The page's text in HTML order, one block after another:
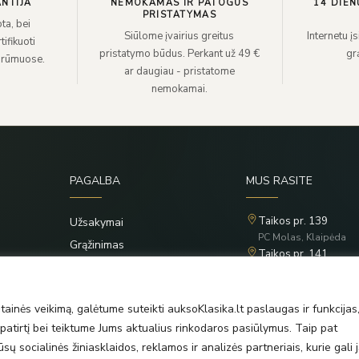
veikimą, galėtume suteikti auksoKlasika.lt paslaugas ir funkcijas,
bei teiktume Jums aktualius rinkodaros pasiūlymus. Taip pat
socialinės žiniasklaidos, reklamos ir analizės partneriais, kurie gali
bei
NEMOKAMAS IR PATOGUS
PRISTATYMAS
Siūlome įvairius greitus
pristatymo būdus. Perkant už 49 €
ar daugiau - pristatome
nemokamai.
14
Internetu
PAGALBA
Užsakymai
Grąžinimas
MUS RASITE
Taikos pr. 139
PC Molas, Klaipėda
Taikos pr. 141
PC Banginis, Klaipėda